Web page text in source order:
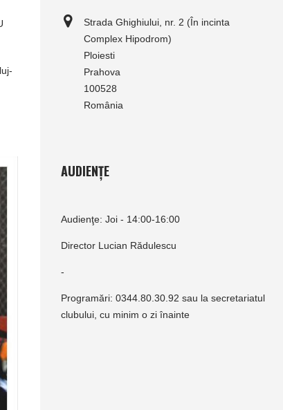
Strada Ghighiului, nr. 2 (În incinta
Complex Hipodrom)
Ploiesti
Prahova
100528
România
AUDIENȚE
Audienţe: Joi - 14:00-16:00
Director Lucian Rădulescu
-
Programări: 0344.80.30.92 sau la secretariatul
clubului, cu minim o zi înainte